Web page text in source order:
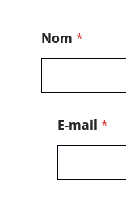
o
d
Nom *
E-mail *